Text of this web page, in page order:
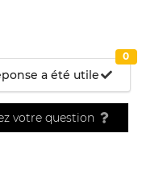
a été utile
0
votre question